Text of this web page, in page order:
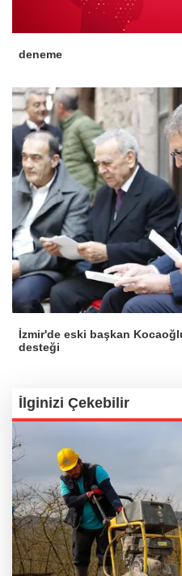
deneme
İzmir'de eski başkan
desteği
İlginizi Çekebilir